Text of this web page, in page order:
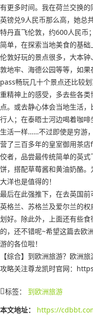
有更多时间。我在荷兰交换
英镑兑9人民币那么高，她总
特丹直飞伦敦，约600人民币
简单，在探索当地美食的基础
伦敦好玩的景点很多，大本
敦地牢、海德公园等等，如
pass畅玩几十个景点还比较
重精神上的感受，多去些各
点。或去静心体会当地生活
行人；在泰晤士河边喝着咖
生活一样……不过即使是穷游
营了三百多年的皇室御用茶
佼者，品尝最传统简单的英
饼，搭配草莓酱和黄油奶酪
大洋也是值得的！
最后在此强推下，在去英国
英格兰、苏格兰及爱尔兰的
划好。除此外，上面还有些
的，还不错呢~希望这篇去欧
游的各位啦！
【综合】到欧洲旅游？欧洲
攻略关注尊龙凯时官网：
标签： 到欧洲旅游
本文地址：
https://